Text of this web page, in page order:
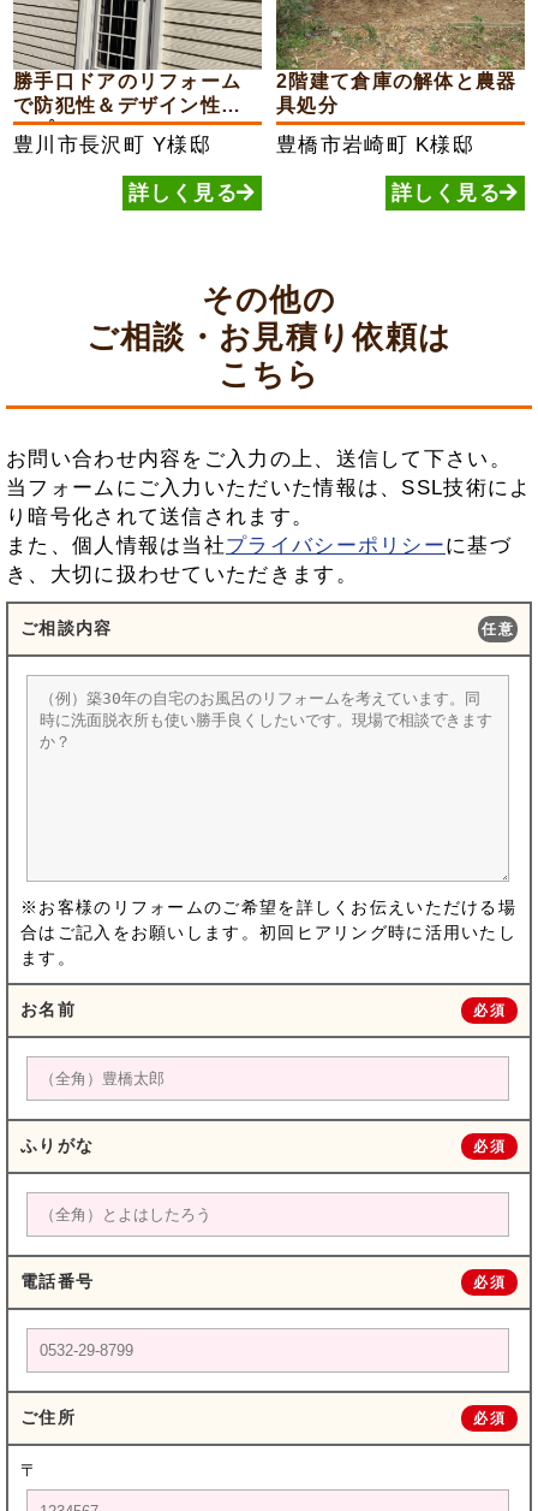
勝手口ドアのリフォーム
で防犯性＆デザイン性ア
ップ
豊川市長沢町Y様邸
詳しく見る
2階建て倉庫の解体と農器
具処分
豊橋市岩崎町 K様邸
詳しく見る
その他の
ご相談・お見積り依頼は
こちら
お問い合わせ内容をご入力の上、送信して下さい。
当フォームにご入力いただいた情報は、SSL技術によ
り暗号化されて送信されます。
また、個人情報は当社プライバシーポリシーに基づ
き、大切に扱わせていただきます。
ご相談内容 任意
※お客様のリフォームのご希望を詳しくお伝えいただける場
合はご記入をお願いします。初回ヒアリング時に活用いたし
ます。
お名前 必須
ふりがな 必須
電話番号 必須
ご住所 必須
〒